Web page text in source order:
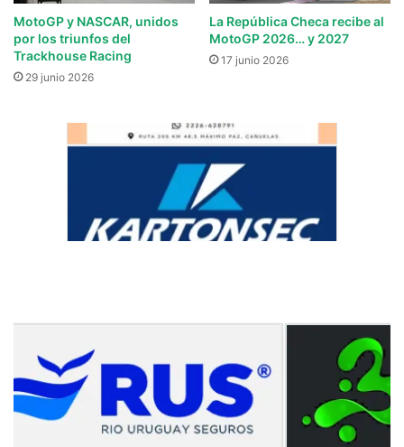
MotoGP y NASCAR, unidos
por los triunfos del
Trackhouse Racing
29 junio 2026
La República Checa recibe al
MotoGP 2026… y 2027
17 junio 2026